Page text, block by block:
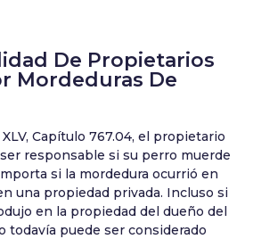
De Propietarios
Mordeduras De
Capítulo 767.04, el propietario
responsable si su perro muerde
si la mordedura ocurrió en
una propiedad privada. Incluso si
en la propiedad del dueño del
todavía puede ser considerado